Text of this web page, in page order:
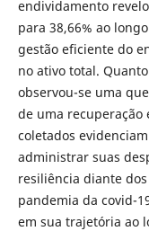
endividamento
para 38,66% ao
gestão eficiente do
no ativo total.
observou-se uma
de uma recuperação
coletados
administrar suas
resiliência diante
pandemia da covid-
em sua trajetória ao